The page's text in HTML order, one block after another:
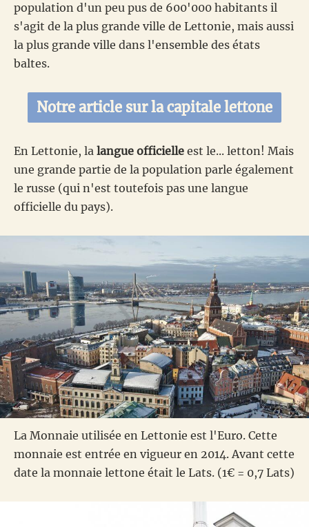
population d'un peu pus de 600'000 habitants il
s'agit de la plus grande ville de Lettonie, mais aussi
la plus grande ville dans l'ensemble des états
baltes.
Notre article sur la capitale lettone
En Lettonie, la langue officielle est le... letton! Mais
une grande partie de la population parle également
le russe (qui n'est toutefois pas une langue
officielle du pays).
La Monnaie utilisée en Lettonie est l'Euro. Cette
monnaie est entrée en vigueur en 2014. Avant cette
date la monnaie lettone était le Lats. (1€ = 0,7 Lats)